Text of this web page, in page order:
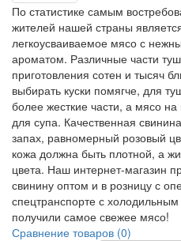
По статистике самым
жителей нашей страны
легкоусваиваемое мясо с
ароматом. Различные части
приготовления сотен и тысяч
выбирать куски помягче, для
более жесткие части, а мясо на
для супа. Качественная
запах, равномерный розовый
кожа должна быть плотной, а
цвета. Наш интернет-магазин
свинину оптом и в розницу с
спецтранспорте с
получили самое свежее мясо!
Сравнение товаров (0)